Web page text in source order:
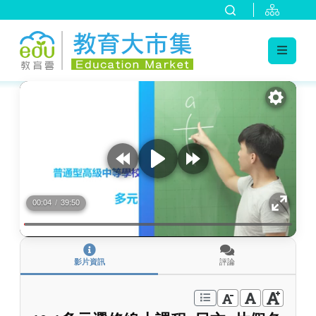
:::
00:04 / 39:50
影片資訊 評論